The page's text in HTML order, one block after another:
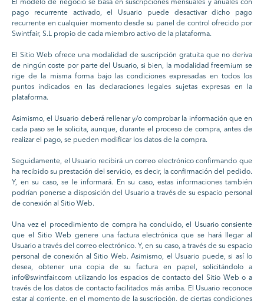
El modelo de negocio se basa en suscripciones mensuales y anuales con
pago recurrente activado, el Usuario puede desactivar dicho pago
recurrente en cualquier momento desde su panel de control ofrecido por
Swintfair, S.L propio de cada miembro activo de la plataforma.
El Sitio Web ofrece una modalidad de suscripción gratuita que no deriva
de ningún coste por parte del Usuario, si bien, la modalidad freemium se
rige de la misma forma bajo las condiciones expresadas en todos los
puntos indicados en las declaraciones legales sujetas expresas en la
plataforma.
Asimismo, el Usuario deberá rellenar y/o comprobar la información que en
cada paso se le solicita, aunque, durante el proceso de compra, antes de
realizar el pago, se pueden modificar los datos de la compra.
Seguidamente, el Usuario recibirá un correo electrónico confirmando que
ha recibido su prestación del servicio, es decir, la confirmación del pedido.
Y, en su caso, se le informará. En su caso, estas informaciones también
podrían ponerse a disposición del Usuario a través de su espacio personal
de conexión al Sitio Web.
Una vez el procedimiento de compra ha concluido, el Usuario consiente
que el Sitio Web genere una factura electrónica que se hará llegar al
Usuario a través del correo electrónico. Y, en su caso, a través de su espacio
personal de conexión al Sitio Web. Asimismo, el Usuario puede, si así lo
desea, obtener una copia de su factura en papel, solicitándolo a
info@swintfair.com utilizando los espacios de contacto del Sitio Web o a
través de los datos de contacto facilitados más arriba. El Usuario reconoce
estar al corriente, en el momento de la suscripción, de ciertas condiciones